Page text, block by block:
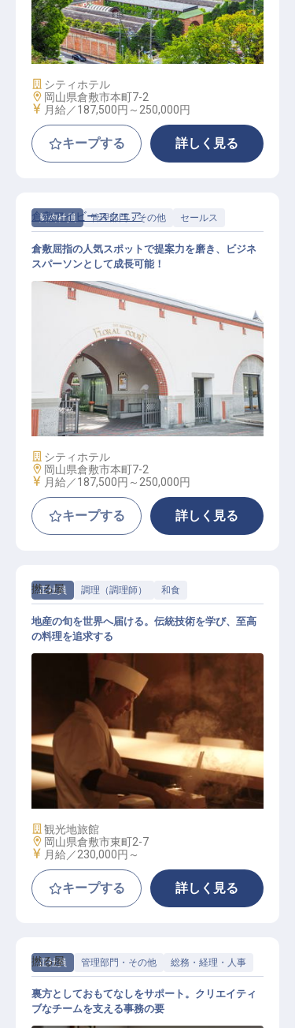
週休2日制／各種社内研修充実／食
事手当
施設業態
シティホテル
勤務地
岡山県倉敷市本町7-2
給与
月給／187,500円～ 250,000円
キープする 詳しく見る
契約社員 管理部門・その他 セールス
宴会営業│正社員登用の実績多数／
週休2日制／各種社内研修充実／食
事手当
倉敷アイビースクエア
倉敷屈指の人気スポットで提案力を磨き、ビジネ
スパーソンとして成長可能！
施設業態
シティホテル
勤務地
岡山県倉敷市本町7-2
給与
月給／187,500円～ 250,000円
キープする 詳しく見る
正社員 調理（調理師） 和食
和食調理人スタッフ│月給23万～／
世界が注目する宿で腕を磨く／転勤
なし
撚る屋
地産の旬を世界へ届ける。伝統技術を学び、至高
の料理を追求する
施設業態
観光地旅館
勤務地
岡山県倉敷市東町2-7
給与
月給／230,000円～
キープする 詳しく見る
正社員 管理部門・その他 総務・経理・人事
撚る屋
裏方としておもてなしをサポート。クリエイティ
ブなチームを支える事務の要